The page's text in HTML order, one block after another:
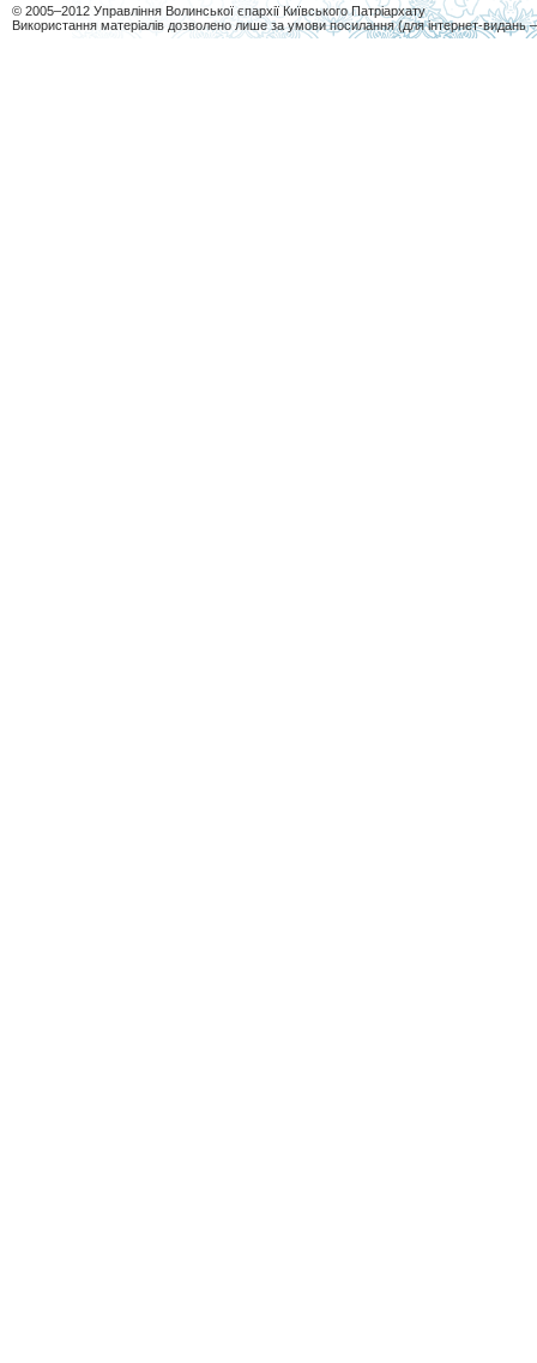
© 2005–2012 Управління Волинської єпархії Київського Патріархату
Використання матеріалів дозволено лише за умови посилання (для інтернет-видань